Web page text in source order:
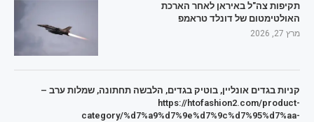
תקיפות צה"ל באיראן לאחר הארכת
האולטימטום של דונלד טראמפ
מרץ 27, 2026
קניות בגדים אונליין, בוטיק בגדים, הלבשה תחתונה, שמלות ערב –
https://htofashion2.com/product-
category/%d7%a9%d7%9e%d7%9c%d7%95%d7%aa-